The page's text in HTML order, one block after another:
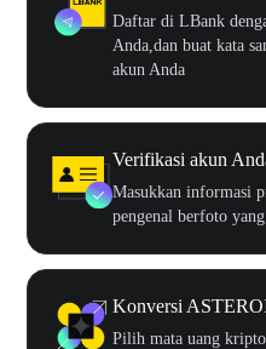
Daftar di LBank
Anda,dan buat kata
akun Anda
Verifikasi akun
Masukkan informasi
pengenal berfoto
Konversi
Pilih mata uang